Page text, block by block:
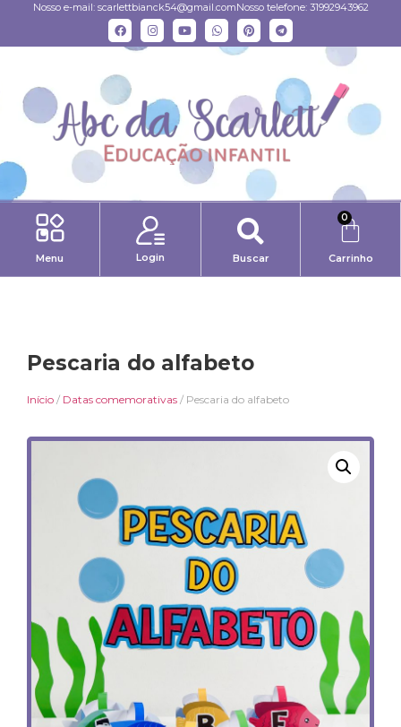
Nosso e-mail: scarlettbianck54@gmail.comNosso telefone: 31992943962
Menu Login Buscar
0
Carrinho
Pescaria do alfabeto
Início / Datas comemorativas / Pescaria do alfabeto